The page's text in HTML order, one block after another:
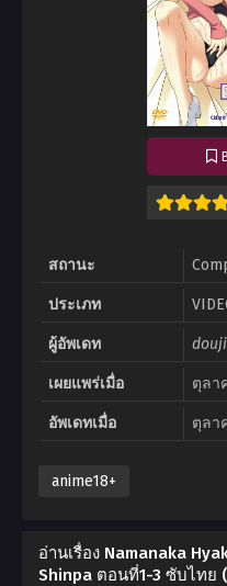
สถานะ
ประเภท
ผู้อัพเดท
เผยแพร่เมื่อ ตุลา
อัพเดทเมื่อ ตุลา
anime18+
อ่านเรื่อง Namanaka
Shinpa ตอนที่1-3 ซับไทย